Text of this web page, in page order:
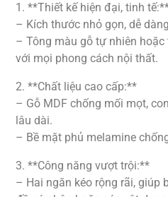
1. **Thiết kế hiện đại, tinh
– Kích thước nhỏ gọn, dễ
– Tông màu gỗ tự nhiên
với mọi phong cách nội thất.
2. **Chất liệu cao cấp:**
– Gỗ MDF chống mối mọt,
lâu dài.
– Bề mặt phủ melamine
3. **Công năng vượt trội:**
– Hai ngăn kéo rộng rãi, giúp